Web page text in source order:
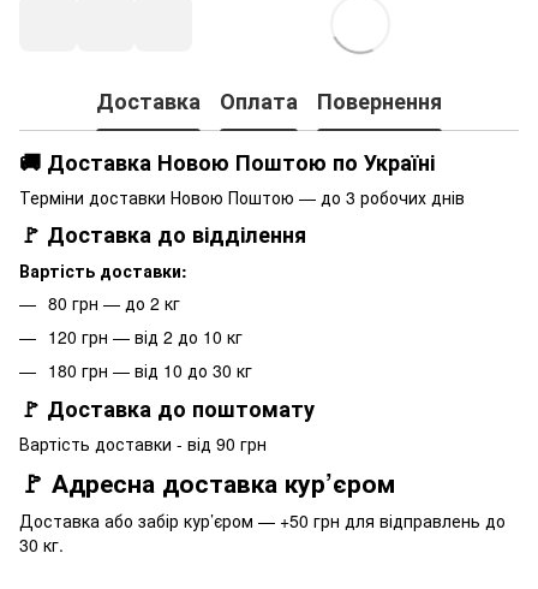
Доставка Оплата
Повернення
🚚 Доставка Новою Поштою по Україні
Терміни доставки Новою Поштою — до 3 робочих днів
🚩 Доставка до відділення
Вартість доставки:
80 грн — до 2 кг
120 грн — від 2 до 10 кг
180 грн — від 10 до 30 кг
🚩 Доставка до поштомату
Вартість доставки - від 90 грн
🚩 Адресна доставка кур’єром
Доставка або забір кур’єром — +50 грн для відправлень до
30 кг.